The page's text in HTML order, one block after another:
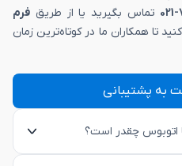
تماس بگیرید یا از طریق فرم
تا همکاران ما در کوتاه‌ترین زمان
به پشتیبانی
اتوبوس چقدر است؟